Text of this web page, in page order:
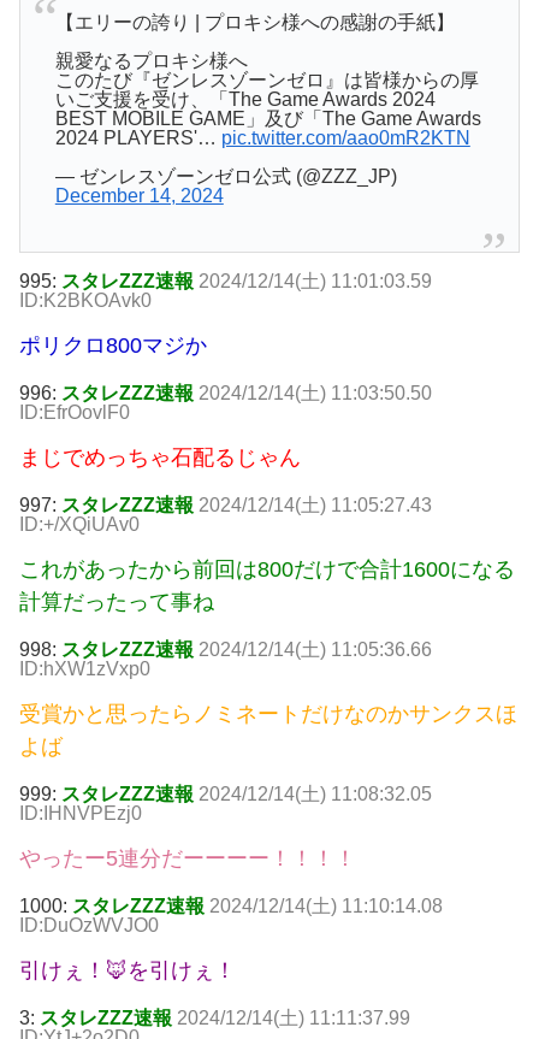
【エリーの誇り | プロキシ様への感謝の手紙】
親愛なるプロキシ様へ
このたび『ゼンレスゾーンゼロ』は皆様からの厚
いご支援を受け、「The Game Awards 2024
BEST MOBILE GAME」及び「The Game Awards
2024 PLAYERS'… pic.twitter.com/aao0mR2KTN
— ゼンレスゾーンゼロ公式 (@ZZZ_JP)
December 14, 2024
995: スタレZZZ速報 2024/12/14(土) 11:01:03.59
ID:K2BKOAvk0
ポリクロ800マジか
996: スタレZZZ速報 2024/12/14(土) 11:03:50.50
ID:EfrOovlF0
まじでめっちゃ石配るじゃん
997: スタレZZZ速報 2024/12/14(土) 11:05:27.43
ID:+/XQiUAv0
これがあったから前回は800だけで合計1600になる
計算だったって事ね
998: スタレZZZ速報 2024/12/14(土) 11:05:36.66
ID:hXW1zVxp0
受賞かと思ったらノミネートだけなのかサンクスほ
よば
999: スタレZZZ速報 2024/12/14(土) 11:08:32.05
ID:IHNVPEzj0
やったー5連分だーーーー！！！！
1000: スタレZZZ速報 2024/12/14(土) 11:10:14.08
ID:DuOzWVJO0
引けぇ！🦊を引けぇ！
3: スタレZZZ速報 2024/12/14(土) 11:11:37.99